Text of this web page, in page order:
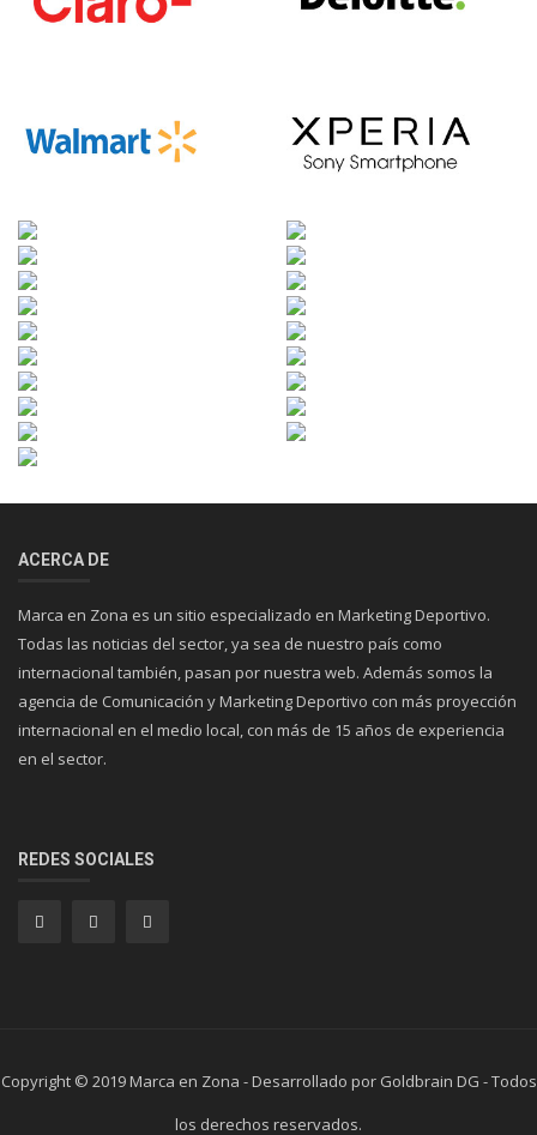
ACERCA DE
Marca en Zona es un sitio especializado en Marketing Deportivo.
Todas las noticias del sector, ya sea de nuestro país como
internacional también, pasan por nuestra web. Además somos la
agencia de Comunicación y Marketing Deportivo con más proyección
internacional en el medio local, con más de 15 años de experiencia
en el sector.
REDES SOCIALES
Copyright © 2019 Marca en Zona - Desarrollado por Goldbrain DG - Todos
los derechos reservados.